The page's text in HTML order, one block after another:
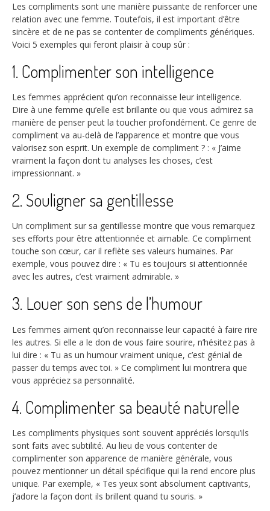
Les compliments sont une manière puissante de renforcer une
relation avec une femme. Toutefois, il est important d’être
sincère et de ne pas se contenter de compliments génériques.
Voici 5 exemples qui feront plaisir à coup sûr :
1. Complimenter son intelligence
Les femmes apprécient qu’on reconnaisse leur intelligence.
Dire à une femme qu’elle est brillante ou que vous admirez sa
manière de penser peut la toucher profondément. Ce genre de
compliment va au-delà de l’apparence et montre que vous
valorisez son esprit. Un exemple de compliment ? : « J’aime
vraiment la façon dont tu analyses les choses, c’est
impressionnant. »
2. Souligner sa gentillesse
Un compliment sur sa gentillesse montre que vous remarquez
ses efforts pour être attentionnée et aimable. Ce compliment
touche son cœur, car il reflète ses valeurs humaines. Par
exemple, vous pouvez dire : « Tu es toujours si attentionnée
avec les autres, c’est vraiment admirable. »
3. Louer son sens de l’humour
Les femmes aiment qu’on reconnaisse leur capacité à faire rire
les autres. Si elle a le don de vous faire sourire, n’hésitez pas à
lui dire : « Tu as un humour vraiment unique, c’est génial de
passer du temps avec toi. » Ce compliment lui montrera que
vous appréciez sa personnalité.
4. Complimenter sa beauté naturelle
Les compliments physiques sont souvent appréciés lorsqu’ils
sont faits avec subtilité. Au lieu de vous contenter de
complimenter son apparence de manière générale, vous
pouvez mentionner un détail spécifique qui la rend encore plus
unique. Par exemple, « Tes yeux sont absolument captivants,
j’adore la façon dont ils brillent quand tu souris. »